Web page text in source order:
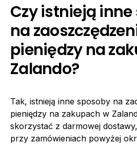
Czy istnieją
na
pieniędzy na
Zalando?
Tak, istnieją inne sposoby na
pieniędzy na zakupach w
skorzystać z darmowej
przy zamówieniach powyżej